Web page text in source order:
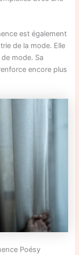
est également
de la mode. Elle
mode. Sa
encore plus
Poésy